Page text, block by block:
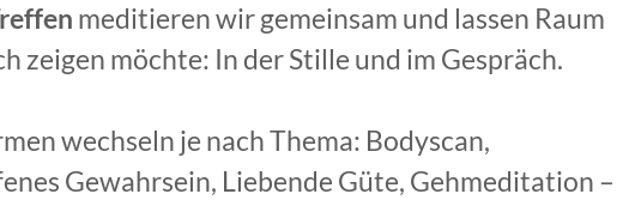
meditieren wir gemeinsam und lassen Raum
zeigen möchte: In der Stille und im Gespräch.
wechseln je nach Thema: Bodyscan,
Gewahrsein, Liebende Güte, Gehmeditation –